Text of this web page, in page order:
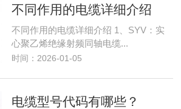
不同作用的电缆详细介绍
不同作用的电缆详细介绍 1、SYV：实
心聚乙烯绝缘射频同轴电缆...
时间：2026-01-05
电缆型号代码有哪些？